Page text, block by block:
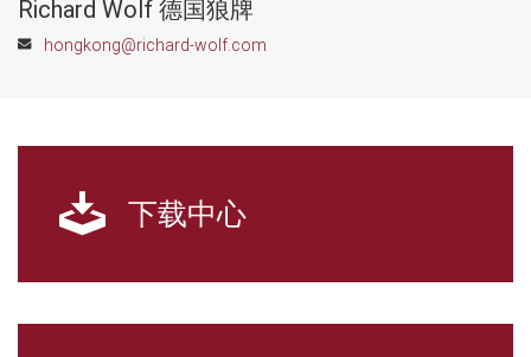
Richard Wolf 德国狼牌
hongkong@richard-wolf.com
下载中心